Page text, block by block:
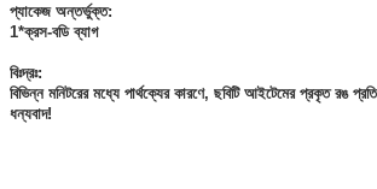
প্যাকেজ অন্তর্ভুক্ত:
1*ক্রস-বডি ব্যাগ
বিঃদ্রঃ:
বিভিন্ন মনিটরের মধ্যে পার্থক্যের কারণে, ছবিটি আইটেমের প্রকৃত রঙ
ধন্যবাদ!